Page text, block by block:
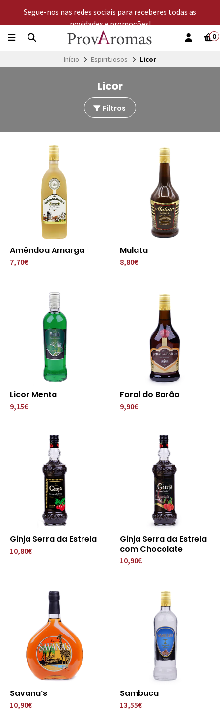
Segue-nos nas redes sociais para receberes todas as
novidades e promoções!
0
Início Espirituosos Licor
Licor
Filtros
Amêndoa Amarga
7,70€
Mulata
8,80€
Licor Menta
9,15€
Foral do Barão
9,90€
Ginja Serra da Estrela
10,80€
Ginja Serra da Estrela
com Chocolate
10,90€
Savana’s
10,90€
Sambuca
13,55€